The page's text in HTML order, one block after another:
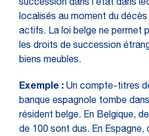
succession dans l’état dans
localisés au moment du
actifs. La loi belge ne permet
les droits de succession
biens meubles.
Exemple : Un compte-titres
banque espagnole tombe
résident belge. En Belgique,
de 100 sont dus. En Espagne,